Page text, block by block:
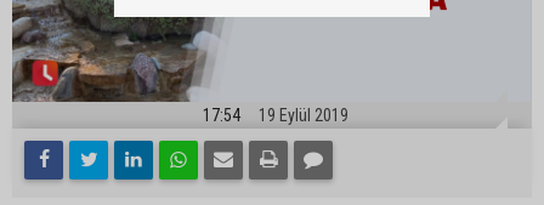
17:54 19 Eylül 2019